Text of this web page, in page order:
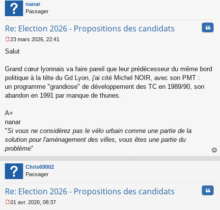
nanar
Passager
Re: Election 2026 - Propositions des candidats
e
s
a
g
e
n
n
u
23 mars 2026, 22:41
Salut
Grand cœur lyonnais va faire pareil que leur prédécesseur du même bord
politique à la tête du Gd Lyon, j'ai cité Michel NOIR, avec son PMT :
un programme "grandiose" de développement des TC en 1989/90, son
abandon en 1991 par manque de thunes.
A+
nanar
"Si vous ne considérez pas le vélo urbain comme une partie de la
solution pour l'aménagement des villes, vous êtes une partie du
problème"
au
Chris69002
Passager
Re: Election 2026 - Propositions des candidats
01 avr. 2026, 08:37